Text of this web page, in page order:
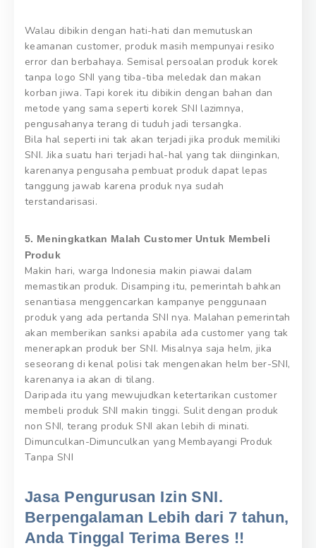
Walau dibikin dengan hati-hati dan memutuskan
keamanan customer, produk masih mempunyai resiko
error dan berbahaya. Semisal persoalan produk korek
tanpa logo SNI yang tiba-tiba meledak dan makan
korban jiwa. Tapi korek itu dibikin dengan bahan dan
metode yang sama seperti korek SNI lazimnya,
pengusahanya terang di tuduh jadi tersangka.
Bila hal seperti ini tak akan terjadi jika produk memiliki
SNI. Jika suatu hari terjadi hal-hal yang tak diinginkan,
karenanya pengusaha pembuat produk dapat lepas
tanggung jawab karena produk nya sudah
terstandarisasi.
5. Meningkatkan Malah Customer Untuk Membeli
Produk
Makin hari, warga Indonesia makin piawai dalam
memastikan produk. Disamping itu, pemerintah bahkan
senantiasa menggencarkan kampanye penggunaan
produk yang ada pertanda SNI nya. Malahan pemerintah
akan memberikan sanksi apabila ada customer yang tak
menerapkan produk ber SNI. Misalnya saja helm, jika
seseorang di kenal polisi tak mengenakan helm ber-SNI,
karenanya ia akan di tilang.
Daripada itu yang mewujudkan ketertarikan customer
membeli produk SNI makin tinggi. Sulit dengan produk
non SNI, terang produk SNI akan lebih di minati.
Dimunculkan-Dimunculkan yang Membayangi Produk
Tanpa SNI
Jasa Pengurusan Izin SNI.
Berpengalaman Lebih dari 7 tahun,
Anda Tinggal Terima Beres !!